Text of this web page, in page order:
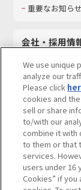
重要なお知らせ
会社・採用情
採用情報
サステナビリ
お問い合わせ
ウェブサイトご利用
個人情報及び特定
We use unique
analyze our
Please click
cookies and
sell or share
to/with our
combine it with
to them or that
services.
users under 16
Cookies” if